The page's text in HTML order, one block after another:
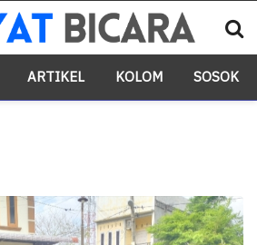
ARTIKEL KOLOM SOSOK